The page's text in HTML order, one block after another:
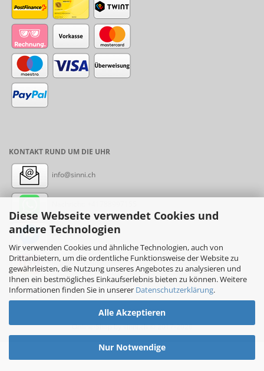
Diese Webseite verwendet Cookies und
andere Technologien
Wir verwenden Cookies und ähnliche Technologien, auch von
Drittanbietern, um die ordentliche Funktionsweise der Website zu
gewährleisten, die Nutzung unseres Angebotes zu analysieren und
Ihnen ein bestmögliches Einkaufserlebnis bieten zu können. Weitere
Informationen finden Sie in unserer Datenschutzerklärung.
Alle Akzeptieren
Nur Notwendige
KONTAKT RUND UM DIE UHR
info@sinni.ch
Messenger: sinni.ch
Instagram: sinni_ch
Online-Shopby sinni.ch © 2017-2026